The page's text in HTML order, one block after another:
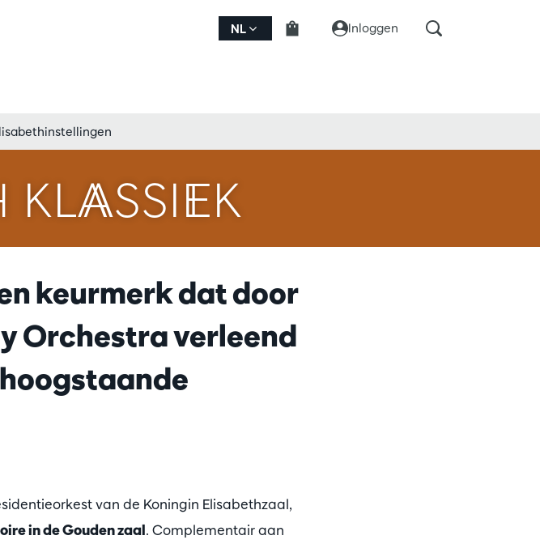
NL Inloggen
KLASSIEK
keurmerk dat door
Orchestra verleend
van de Koningin Elisabethzaal,
in de Gouden zaal. Complementair aan